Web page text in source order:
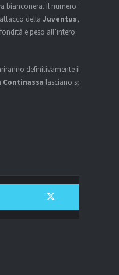
bianconera. Il numero 9 resta
della Juventus,
e peso all’intero
definitivamente il
Continassa lasciano spazio